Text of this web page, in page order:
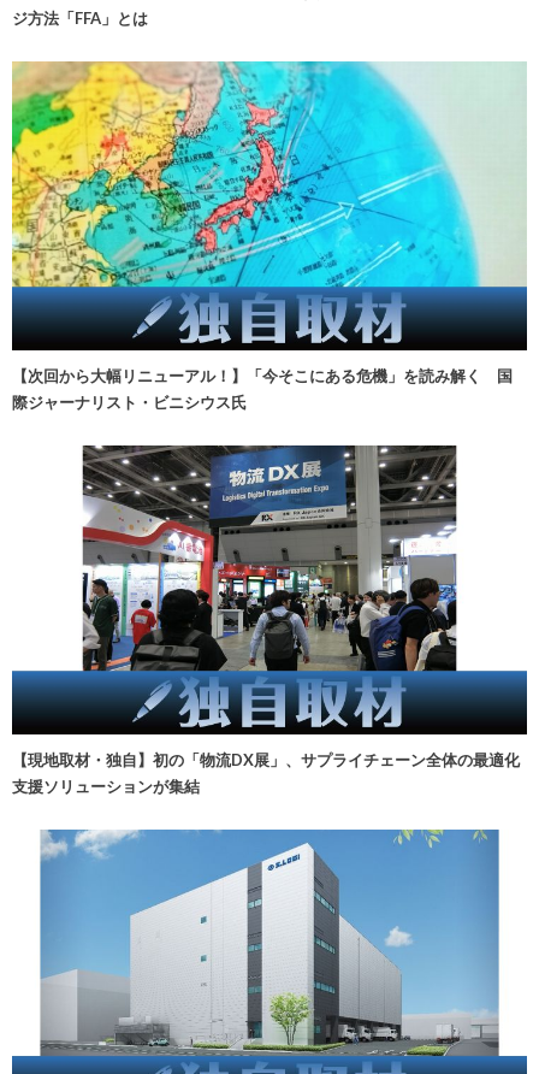
ジ方法「FFA」とは
【次回から大幅リニューアル！】「今そこにある危機」を読み解く 国
際ジャーナリスト・ビニシウス氏
【現地取材・独自】初の「物流DX展」、サプライチェーン全体の最適化
支援ソリューションが集結